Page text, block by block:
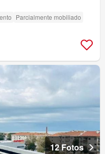
Parcialmente mobiliado
12 Fotos